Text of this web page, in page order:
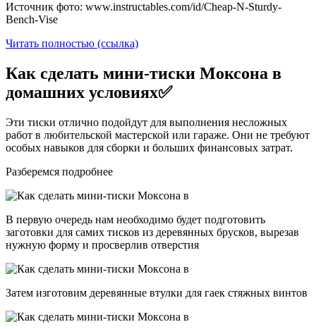
Источник фото: www.instructables.com/id/Cheap-N-Sturdy-
Bench-Vise
Читать полностью (ссылка)
Как сделать мини-тиски Моксона в
домашних условиях✅
Эти тиски отлично подойдут для выполнения несложных
работ в любительской мастерской или гараже. Они не требуют
особых навыков для сборки и больших финансовых затрат.
Разберемся подробнее
В первую очередь нам необходимо будет подготовить
заготовки для самих тисков из деревянных брусков, вырезав
нужную форму и просверлив отверстия
Затем изготовим деревянные втулки для гаек стяжных винтов